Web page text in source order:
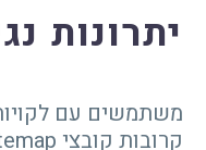
יתרונות
משתמשים עם